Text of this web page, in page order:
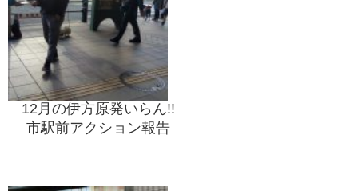
12月の伊方原発いらん!!
市駅前アクション報告